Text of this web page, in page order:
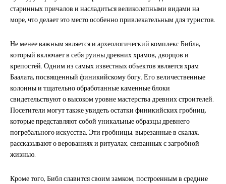
старинных причалов и насладиться великолепными видами на
море, что делает это место особенно привлекательным для туристов.
Не менее важным является и археологический комплекс Библа,
который включает в себя руины древних храмов, дворцов и
крепостей. Одним из самых известных объектов является храм
Баалата, посвященный финикийскому богу. Его величественные
колонны и тщательно обработанные каменные блоки
свидетельствуют о высоком уровне мастерства древних строителей.
Посетители могут также увидеть остатки финикийских гробниц,
которые представляют собой уникальные образцы древнего
погребального искусства. Эти гробницы, вырезанные в скалах,
рассказывают о верованиях и ритуалах, связанных с загробной
жизнью.
Кроме того, Библ славится своим замком, построенным в средние